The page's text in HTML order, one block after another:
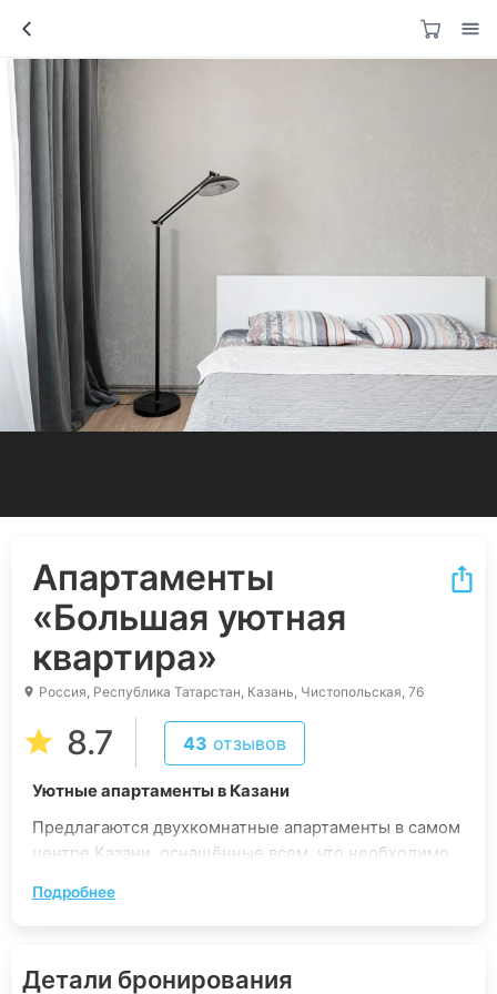
Апартаменты
«Большая уютная
квартира»
Россия, Республика Татарстан, Казань, Чистопольская, 76
8.7 43 отзывов
Уютные апартаменты в Казани
Предлагаются двухкомнатные апартаменты в самом
центре Казани, оснащённые всем, что необходимо
для семьи или небольшой компании до восьми
человек, заинтересованных в максимальном
Подробнее
Детали бронирования